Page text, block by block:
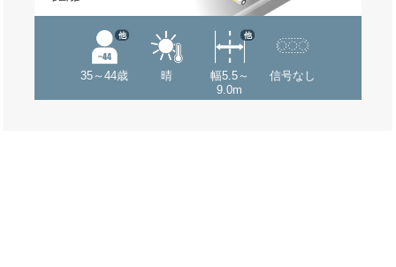
35～44歳
他
晴
幅5.5～
9.0m
他
信号なし